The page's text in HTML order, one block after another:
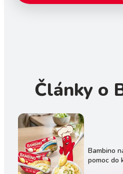
Články o
Bambino
pomoc do